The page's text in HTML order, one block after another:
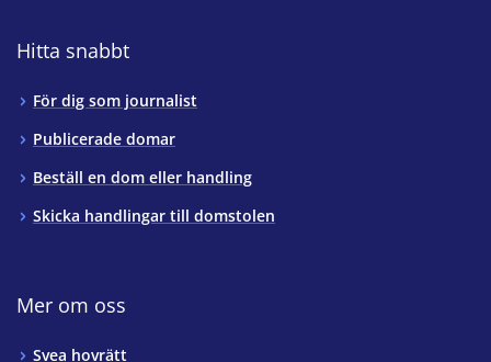
Hitta snabbt
För dig som journalist
Publicerade domar
Beställ en dom eller handling
Skicka handlingar till domstolen
Mer om oss
Svea hovrätt